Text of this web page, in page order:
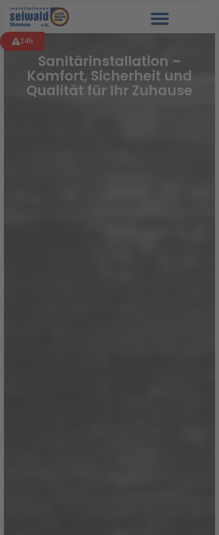
24h
Sanitärinstallation –
Komfort, Sicherheit und
Qualität für Ihr Zuhause